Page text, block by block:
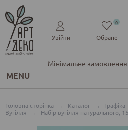
Мінімальне замовлення
Увійти Обране
0
MENU
Головна сторінка → Каталог → Графіка
Вугілля
→ Набір вугілля натурального,